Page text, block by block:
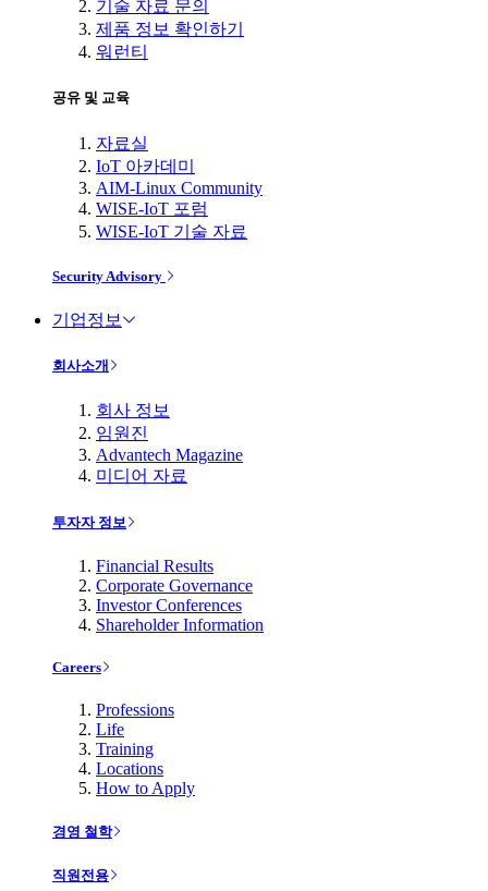
기술 자료 문의
제품 정보 확인하기
워런티
공유 및 교육
자료실
IoT 아카데미
AIM-Linux Community
WISE-IoT 포럼
WISE-IoT 기술 자료
Security Advisory
기업정보
회사소개
회사 정보
임원진
Advantech Magazine
미디어 자료
투자자 정보
Financial Results
Corporate Governance
Investor Conferences
Shareholder Information
Careers
Professions
Life
Training
Locations
How to Apply
경영 철학
직원전용